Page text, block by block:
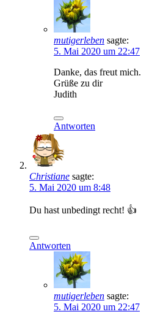
mutigerleben sagte:
5. Mai 2020 um 22:47
Danke, das freut mich.
Grüße zu dir
Judith
Antworten
Christiane sagte:
5. Mai 2020 um 8:48
Du hast unbedingt recht! 👍
Antworten
mutigerleben sagte:
5. Mai 2020 um 22:47